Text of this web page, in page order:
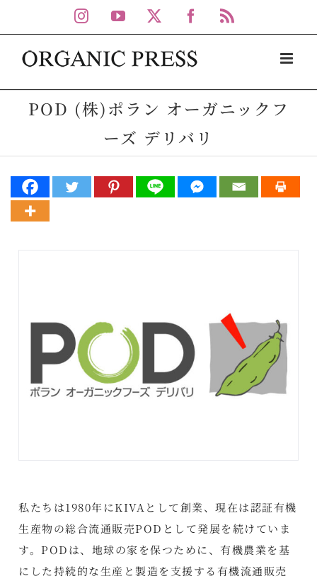
to
content
Instagram
YouTube Facebook
POD (株)ポラン オーガニックフ
ーズ デリバリ
私たちは1980年にKIVAとして創業、現在は認証有機
生産物の総合流通販売PODとして発展を続けていま
す。PODは、地球の家を保つために、有機農業を基
にした持続的な生産と製造を支援する有機流通販売